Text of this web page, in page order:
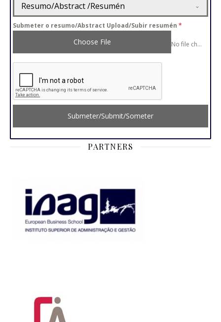
Resumo/Abstract /Resumén
Submeter o resumo/Abstract Upload/Subir resumén *
Choose File No file chosen
Submeter/Submit/Someter
PARTNERS